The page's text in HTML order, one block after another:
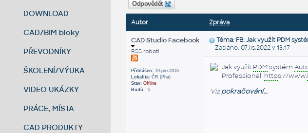
DOWNLOAD
CAD/BIM bloky
PŘEVODNÍKY
ŠKOLENÍ/VÝUKA
VIDEO UKÁZKY
PRÁCE, MÍSTA
CAD PRODUKTY
Odpovědět
Autor Zpráva
CAD Studio Facebook
RSS roboti
Přihlášen:19.pro.2016
Lokalita:ČR (Pha)
Stav: Offline
Bodů:-5
Téma: FB: Jak využít PDM
Zasláno: 07.lis.2022 v 13:17
Jak využít PDMsystém
Professional. https://www.
Vizpokračování...